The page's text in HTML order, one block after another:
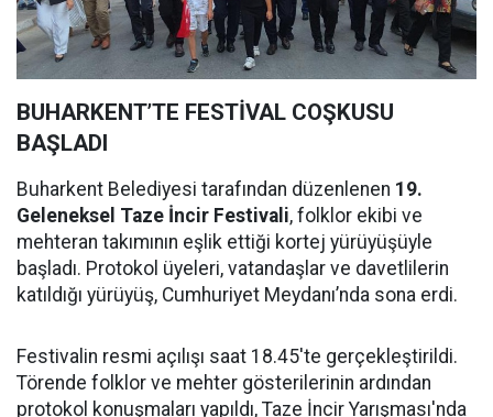
BUHARKENT’TE FESTİVAL COŞKUSU
BAŞLADI
Buharkent Belediyesi tarafından düzenlenen 19.
Geleneksel Taze İncir Festivali, folklor ekibi ve
mehteran takımının eşlik ettiği kortej yürüyüşüyle
başladı. Protokol üyeleri, vatandaşlar ve davetlilerin
katıldığı yürüyüş, Cumhuriyet Meydanı’nda sona erdi.
Festivalin resmi açılışı saat 18.45'te gerçekleştirildi.
Törende folklor ve mehter gösterilerinin ardından
protokol konuşmaları yapıldı, Taze İncir Yarışması'nda